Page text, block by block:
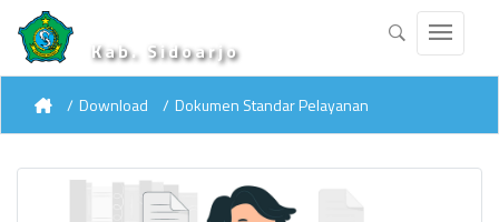
Kab. Sidoarjo
Download Dokumen Standar Pelayanan